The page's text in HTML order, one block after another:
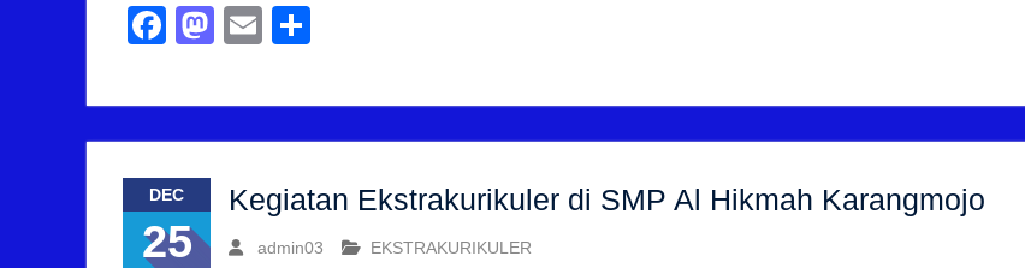
Facebook
Mastodon
Email
DEC
25
Kegiatan Ekstrakurikuler di SMP Al Hikmah Karangmojo
admin03 EKSTRAKURIKULER